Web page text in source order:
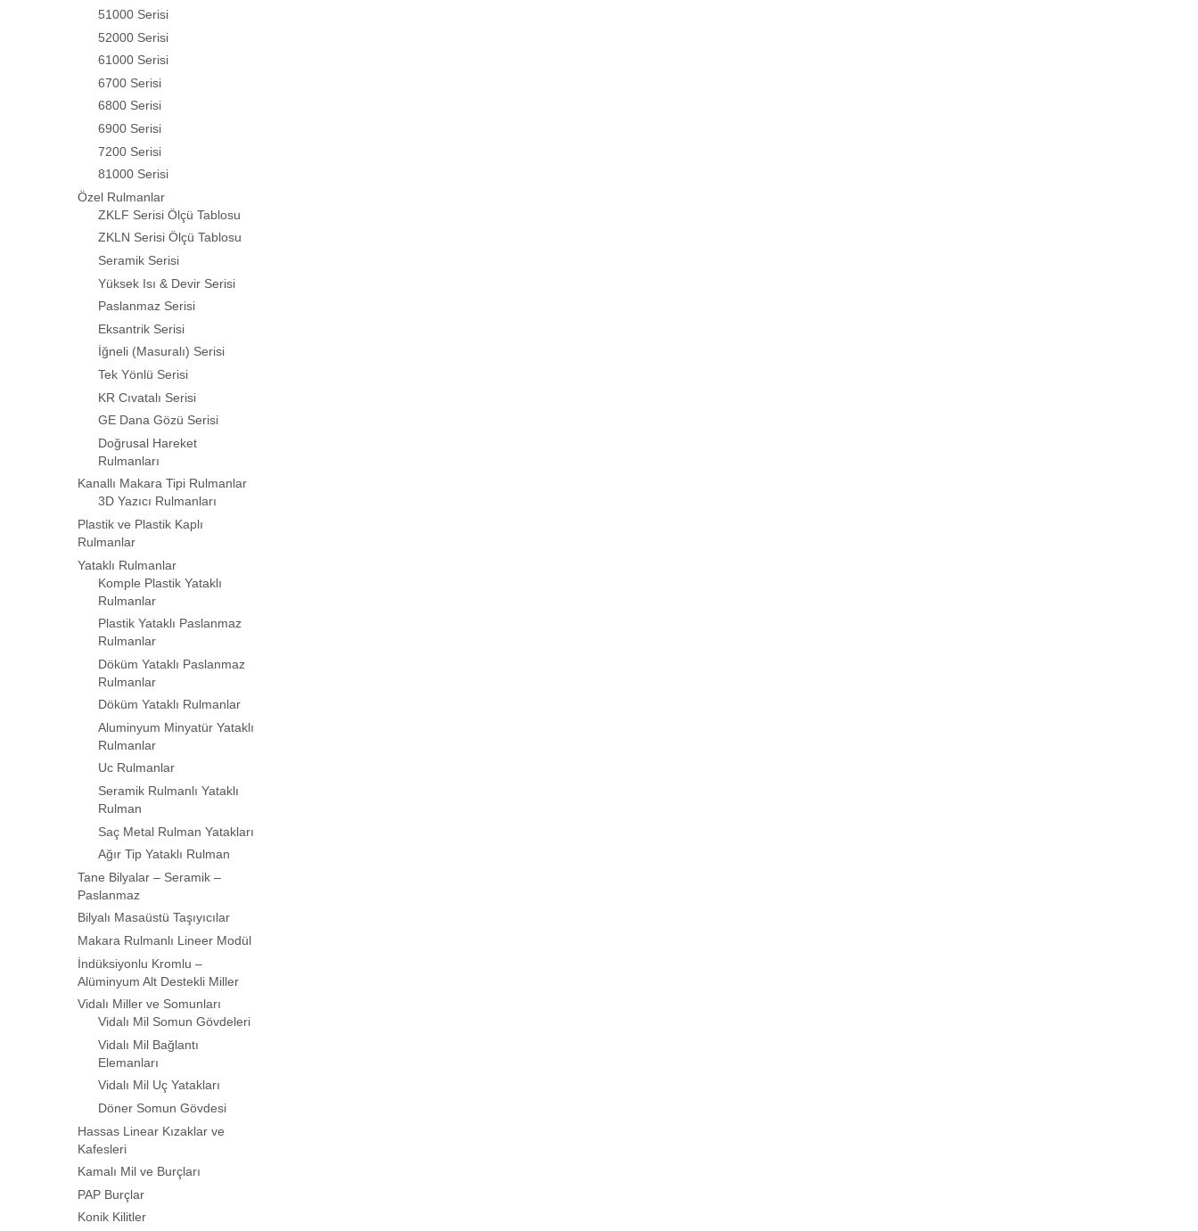
51000 Serisi
52000 Serisi
61000 Serisi
6700 Serisi
6800 Serisi
6900 Serisi
7200 Serisi
81000 Serisi
Özel Rulmanlar
ZKLF Serisi Ölçü Tablosu
ZKLN Serisi Ölçü Tablosu
Seramik Serisi
Yüksek Isı & Devir Serisi
Paslanmaz Serisi
Eksantrik Serisi
İğneli (Masuralı) Serisi
Tek Yönlü Serisi
KR Cıvatalı Serisi
GE Dana Gözü Serisi
Doğrusal Hareket
Rulmanları
Kanallı Makara Tipi Rulmanlar
3D Yazıcı Rulmanları
Plastik ve Plastik Kaplı
Rulmanlar
Yataklı Rulmanlar
Komple Plastik Yataklı
Rulmanlar
Plastik Yataklı Paslanmaz
Rulmanlar
Döküm Yataklı Paslanmaz
Rulmanlar
Döküm Yataklı Rulmanlar
Aluminyum Minyatür Yataklı
Rulmanlar
Uc Rulmanlar
Seramik Rulmanlı Yataklı
Rulman
Saç Metal Rulman Yatakları
Ağır Tip Yataklı Rulman
Tane Bilyalar – Seramik –
Paslanmaz
Bilyalı Masaüstü Taşıyıcılar
Makara Rulmanlı Lineer Modül
İndüksiyonlu Kromlu –
Alüminyum Alt Destekli Miller
Vidalı Miller ve Somunları
Vidalı Mil Somun Gövdeleri
Vidalı Mil Bağlantı
Elemanları
Vidalı Mil Uç Yatakları
Döner Somun Gövdesi
Hassas Linear Kızaklar ve
Kafesleri
Kamalı Mil ve Burçları
PAP Burçlar
Konik Kilitler